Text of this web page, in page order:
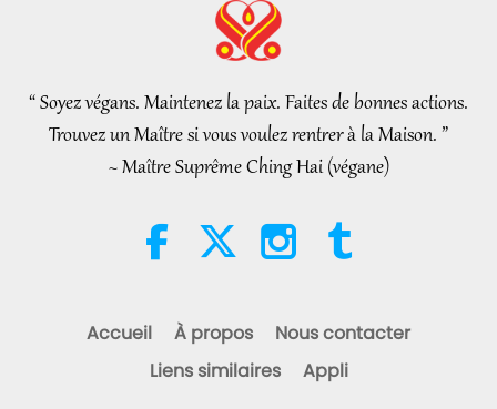
“Fast Charge” Is Wonderful Way
Whenever Material World
Begins to Feel Too Imposing
L’éthique islamique concernant
l’eau : extraits des Hadiths,
“ Soyez végans. Maintenez la paix. Faites de bonnes actions.
Trouvez un Maître si vous voulez rentrer à la Maison. ”
~ Maître Suprême Ching Hai (végane)
Accueil À propos
Nous contacter
Liens similaires
Appli